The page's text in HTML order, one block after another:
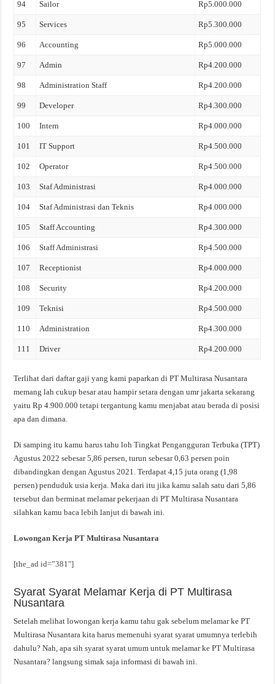
94 Sailor Rp5.000.000
95 Services Rp5.300.000
96 Accounting Rp5.000.000
97 Admin Rp4.200.000
98 Administration Staff Rp4.200.000
99 Developer Rp4.300.000
100 Intern Rp4.000.000
101 IT Support Rp4.500.000
102 Operator Rp4.500.000
103 Staf Administrasi Rp4.000.000
104 Staf Administrasi dan Teknis Rp4.000.000
105 Staff Accounting Rp4.300.000
106 Staff Administrasi Rp4.500.000
107 Receptionist Rp4.000.000
108 Security Rp4.200.000
109 Teknisi Rp4.500.000
110 Administration Rp4.300.000
111 Driver Rp4.200.000
Terlihat dari daftar gaji yang kami paparkan di PT Multirasa Nusantara
memang lah cukup besar atau hampir setara dengan umr jakarta sekarang
yaitu Rp 4.900.000 tetapi tergantung kamu menjabat atau berada di posisi
apa dan dimana.
Di samping itu kamu harus tahu loh Tingkat Pengangguran Terbuka (TPT)
Agustus 2022 sebesar 5,86 persen, turun sebesar 0,63 persen poin
dibandingkan dengan Agustus 2021. Terdapat 4,15 juta orang (1,98
persen) penduduk usia kerja. Maka dari itu jika kamu salah satu dari 5,86
tersebut dan berminat melamar pekerjaan di PT Multirasa Nusantara
silahkan kamu baca lebih lanjut di bawah ini.
Lowongan Kerja PT Multirasa Nusantara
[the_ad id=”381″]
Syarat Syarat Melamar Kerja di PT Multirasa
Nusantara
Setelah melihat lowongan kerja kamu tahu gak sebelum melamar ke PT
Multirasa Nusantara kita harus memenuhi syarat syarat umumnya terlebih
dahulu? Nah, apa sih syarat syarat umum untuk melamar ke PT Multirasa
Nusantara? langsung simak saja informasi di bawah ini.